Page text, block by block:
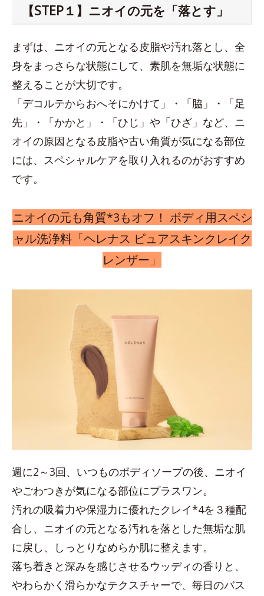
【STEP１】ニオイの元を「落とす」
まずは、ニオイの元となる皮脂や汚れ落とし、全
身をまっさらな状態にして、素肌を無垢な状態に
整えることが大切です。
「デコルテからおへそにかけて」・「脇」・「足
先」・「かかと」・「ひじ」や「ひざ」など、ニ
オイの原因となる皮脂や古い角質が気になる部位
には、スペシャルケアを取り入れるのがおすすめ
です。
ニオイの元も角質*3もオフ！ ボディ用スペシ
ャル洗浄料「ヘレナス ピュアスキンクレイク
レンザー」
週に2～3回、いつものボディソープの後、ニオイ
やごわつきが気になる部位にプラスワン。
汚れの吸着力や保湿力に優れたクレイ*4を３種配
合し、ニオイの元となる汚れを落とした無垢な肌
に戻し、しっとりなめらか肌に整えます。
落ち着きと深みを感じさせるウッディの香りと、
やわらかく滑らかなテクスチャーで、毎日のバス